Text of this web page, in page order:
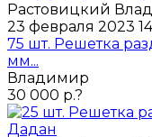
Растовицкий
23 февраля 2023
75 шт. Решетка
мм...
Владимир
30 000 р.?